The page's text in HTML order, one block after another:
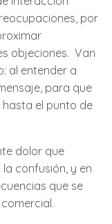
por
objeciones. Van
al entender a
para que
hasta el punto de
dolor que
confusión, y en
que se